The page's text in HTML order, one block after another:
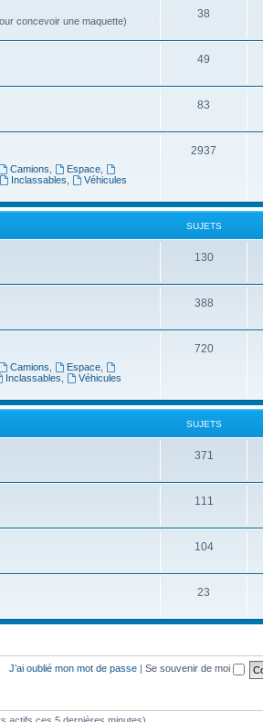
concevoir une maquette)
38
49
83
Camions Espace,
Inclassables
Véhicules
2937
SUJETS
130
388
Camions Espace,
Inclassables
Véhicules
720
SUJETS
371
111
104
23
J’ai oublié mon mot de passe Se souvenir de moi
actifs ces 5 dernières minutes)